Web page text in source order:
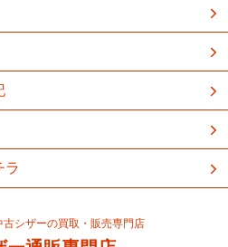
ラ
シザーの買取・販売専門店